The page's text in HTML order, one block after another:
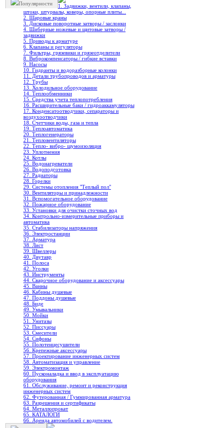
Популярности
1. Задвижки, вентили, клапаны,
штоки, штурвалы, коверы, опорные плиты...
2. Шаровые краны
3. Дисковые поворотные затворы / заслонки
4. Шиберные ножевые и щитовые затворы /
задвижки
5. Приводы к арматуре
6. Клапаны и регуляторы
7. Фильтры, грязевики и грязеотделители
8. Виброкомпенсаторы / гибкие вставки
9. Насосы
10. Гидранты и водоразборные колонки
11. Детали трубопроводов и арматуры
12. Трубы
13. Холодильное oборудование
14. Теплообменники
15. Средства учета теплопотребления
16. Расширительные баки / гидроаккамуляторы
17. Конденсатоотводчики, сепараторы и
воздухоотводчики
18. Счетчики воды, газа и тепла
19. Теплоавтоматика
20. Теплогенераторы
21. Тепловентиляторы
22. Тепло- вибро- шумоизоляция
23. Уплотнения
24. Котлы
25. Водонагреватели
26. Водоподготовка
27. Радиаторы
28. Горелки
29. Системы отопления "Теплый пол"
30. Вентиляторы и принадлежности
31. Вспомогательное оборудование
32. Пожарное оборудование
33. Установки для очистки сточных вод
34. Контрольно-измерительные приборы и
автоматика
35. Стабилизаторы напряжения
36. Электростанции
37. Арматура
38. Лист
39. Швеллеры
40. Двутавр
41. Полоса
42. Уголки
43. Инструменты
44. Сварочное оборудование и аксессуары
45. Ванны
46. Кабины душевые
47. Поддоны душевые
48. Биде
49. Умывальники
50. Мойки
51. Унитазы
52. Писсуары
53. Смесители
54. Сифоны
55. Полотенцесушители
56. Крепежные аксессуары
57. Проектирование инженерных систем
58. Автоматизация и управление
59. Электромонтаж
60. Пусконаладка и ввод в эксплуатацию
оборудования
61. Обслуживание, ремонт и реконструкция
инженерных систем
62. Футерованная / Гуммированная арматура
63. Разрешения и сертификаты
64. Металлопрокат
65. КАТАЛОГИ
66. Аренда автомобилей с водителем.